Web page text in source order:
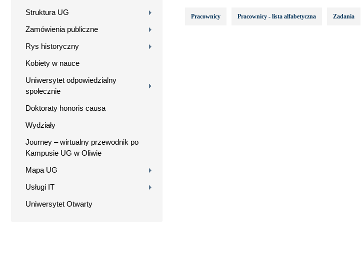
Struktura UG
Zamówienia publiczne
Rys historyczny
Kobiety w nauce
Uniwersytet odpowiedzialny
społecznie
Doktoraty honoris causa
Wydziały
Journey – wirtualny przewodnik po
Kampusie UG w Oliwie
Mapa UG
Usługi IT
Uniwersytet Otwarty
Pracownicy Pracownicy - lista alfabetyczna Zadania